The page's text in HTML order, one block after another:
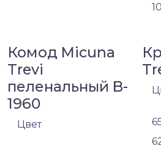
Комод Micuna
Trevi
пеленальный B-
1960
Цвет